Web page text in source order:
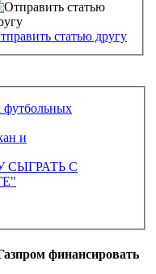
статью другу
футбольных
и
СЫГРАТЬ С
финансировать